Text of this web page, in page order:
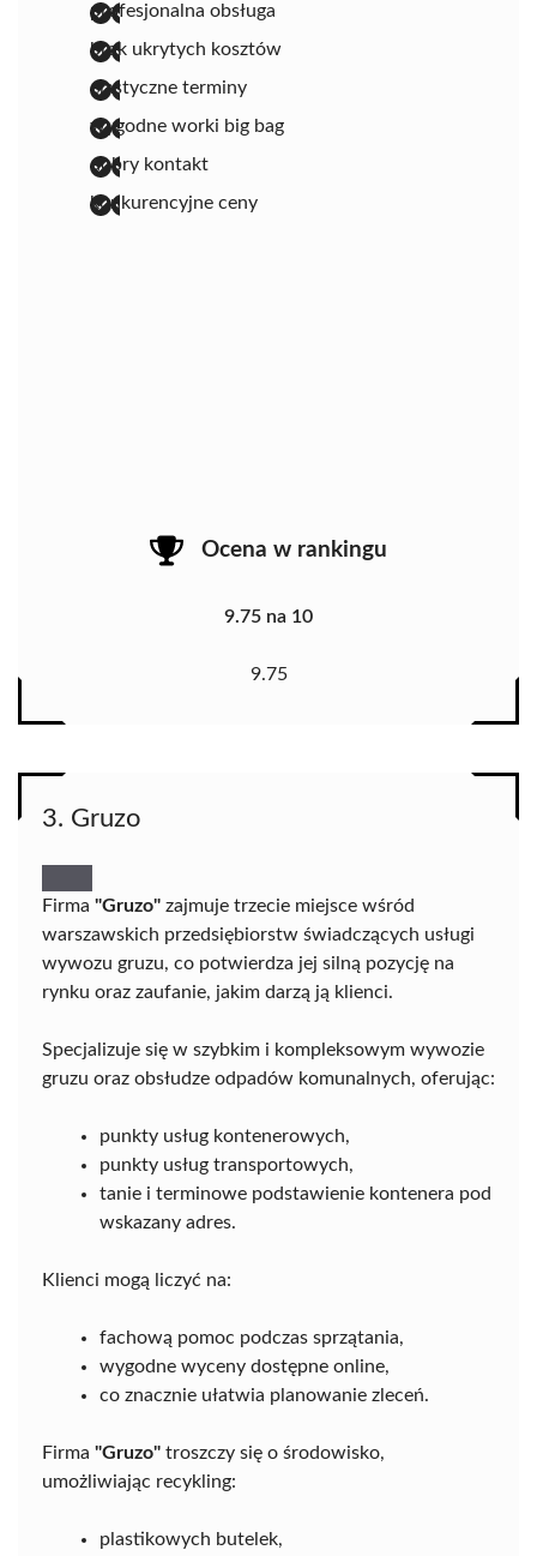
profesjonalna obsługa
brak ukrytych kosztów
elastyczne terminy
wygodne worki big bag
dobry kontakt
konkurencyjne ceny
Ocena w rankingu
9.75 na 10
9.75
3. Gruzo
Firma "Gruzo" zajmuje trzecie miejsce wśród
warszawskich przedsiębiorstw świadczących usługi
wywozu gruzu, co potwierdza jej silną pozycję na
rynku oraz zaufanie, jakim darzą ją klienci.
Specjalizuje się w szybkim i kompleksowym wywozie
gruzu oraz obsłudze odpadów komunalnych, oferując:
punkty usług kontenerowych,
punkty usług transportowych,
tanie i terminowe podstawienie kontenera pod
wskazany adres.
Klienci mogą liczyć na:
fachową pomoc podczas sprzątania,
wygodne wyceny dostępne online,
co znacznie ułatwia planowanie zleceń.
Firma "Gruzo" troszczy się o środowisko,
umożliwiając recykling:
plastikowych butelek,